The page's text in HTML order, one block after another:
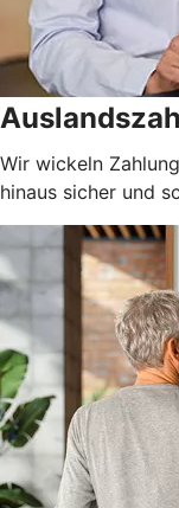
Wir wickeln
hinaus sicher und